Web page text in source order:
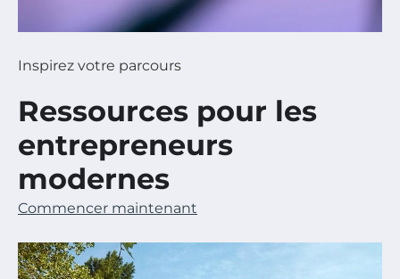
Inspirez votre parcours
Ressources pour les
entrepreneurs
modernes
Commencer maintenant